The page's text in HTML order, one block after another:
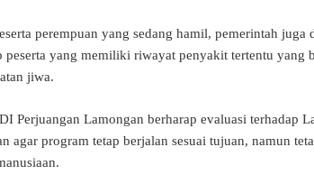
perempuan yang sedang hamil, pemerintah
peserta yang memiliki riwayat penyakit tertentu yang
jiwa.
Perjuangan Lamongan berharap evaluasi terhadap
agar program tetap berjalan sesuai tujuan, namun